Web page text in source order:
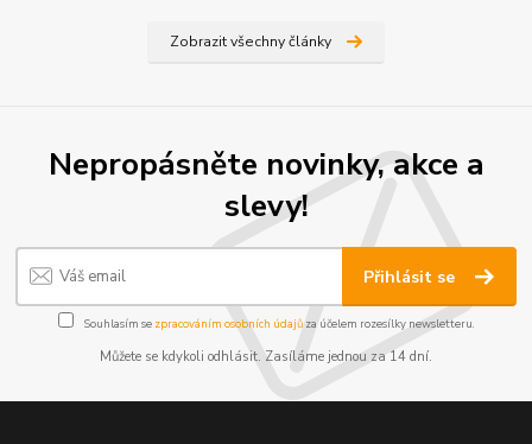
Zobrazit všechny články
Nepropásněte novinky, akce a
slevy!
Přihlásit se
Souhlasím se zpracováním osobních údajůza účelem rozesílky newsletteru.
Můžete se kdykoli odhlásit. Zasíláme jednou za 14 dní.